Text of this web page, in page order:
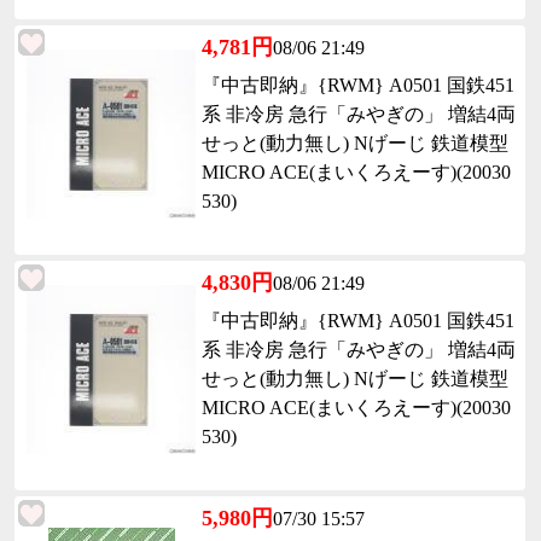
4,781円08/06 21:49
『中古即納』{RWM} A0501 国鉄451
系 非冷房 急行「みやぎの」 増結4両
せっと(動力無し) Nげーじ 鉄道模型
MICRO ACE(まいくろえーす)(20030
530)
4,830円08/06 21:49
『中古即納』{RWM} A0501 国鉄451
系 非冷房 急行「みやぎの」 増結4両
せっと(動力無し) Nげーじ 鉄道模型
MICRO ACE(まいくろえーす)(20030
530)
5,980円07/30 15:57